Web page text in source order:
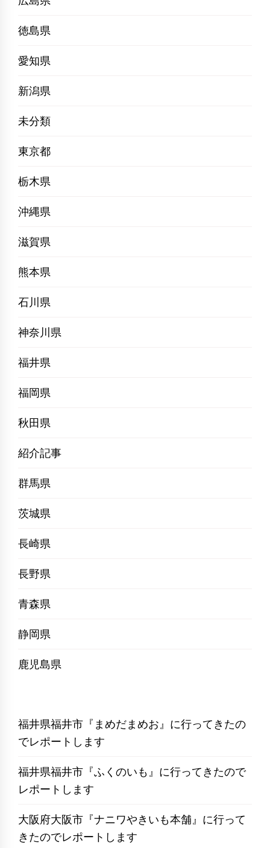
徳島県
愛知県
新潟県
未分類
東京都
栃木県
沖縄県
滋賀県
熊本県
石川県
神奈川県
福井県
福岡県
秋田県
紹介記事
群馬県
茨城県
長崎県
長野県
青森県
静岡県
鹿児島県
福井県福井市『まめだまめお』に行ってきたの
でレポートします
福井県福井市『ふくのいも』に行ってきたので
レポートします
大阪府大阪市『ナニワやきいも本舗』に行って
きたのでレポートします